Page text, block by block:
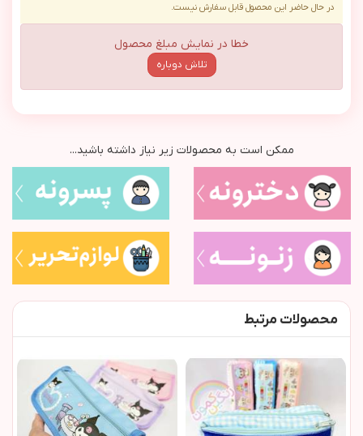
در حال حاضر این محصول قابل سفارش نیست.
خطا در نمایش مبلغ محصول
تلاش دوباره
ممکن است به محصولات زیر نیاز داشته باشید...
محصولات مرتبط